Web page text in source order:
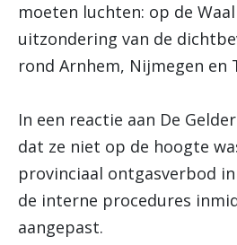
moeten luchten: op de
uitzondering van de
rond Arnhem, Nijmegen en
In een reactie aan De
dat ze niet op de hoogte
provinciaal ontgasverbod
de interne procedures
aangepast.